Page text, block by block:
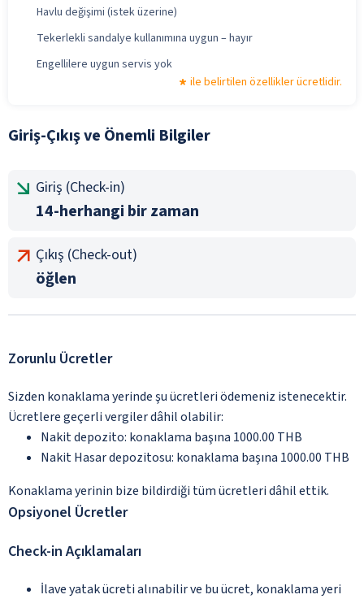
Havlu değişimi (istek üzerine)
Tekerlekli sandalye kullanımına uygun – hayır
Engellilere uygun servis yok
ile belirtilen özellikler ücretlidir.
Giriş-Çıkış ve Önemli Bilgiler
Giriş (Check-in)
14-herhangi bir zaman
Çıkış (Check-out)
öğlen
Zorunlu Ücretler
Sizden konaklama yerinde şu ücretleri ödemeniz istenecektir.
Ücretlere geçerli vergiler dâhil olabilir:
Nakit depozito: konaklama başına 1000.00 THB
Nakit Hasar depozitosu: konaklama başına 1000.00 THB
Konaklama yerinin bize bildirdiği tüm ücretleri dâhil ettik.
Opsiyonel Ücretler
Check-in Açıklamaları
İlave yatak ücreti alınabilir ve bu ücret, konaklama yeri